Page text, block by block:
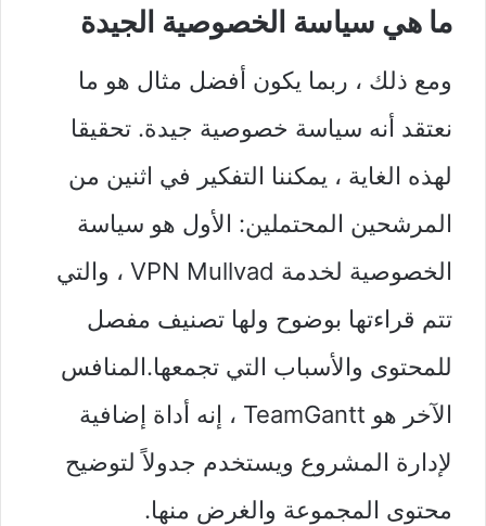
ما هي سياسة الخصوصية الجيدة
ومع ذلك ، ربما يكون أفضل مثال هو ما
نعتقد أنه سياسة خصوصية جيدة. تحقيقا
لهذه الغاية ، يمكننا التفكير في اثنين من
المرشحين المحتملين: الأول هو سياسة
الخصوصية لخدمة VPN Mullvad ، والتي
تتم قراءتها بوضوح ولها تصنيف مفصل
للمحتوى والأسباب التي تجمعها.المنافس
الآخر هو TeamGantt ، إنه أداة إضافية
لإدارة المشروع ويستخدم جدولاً لتوضيح
محتوى المجموعة والغرض منها.